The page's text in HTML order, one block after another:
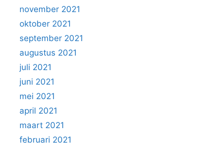
november 2021
oktober 2021
september 2021
augustus 2021
juli 2021
juni 2021
mei 2021
april 2021
maart 2021
februari 2021